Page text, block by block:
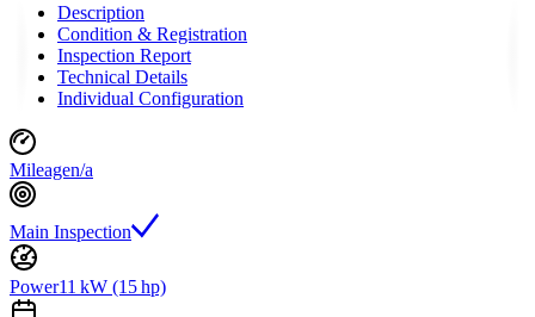
Description
Condition & Registration
Inspection Report
Technical Details
Individual Configuration
Mileagen/a
Main Inspection
Power11 kW (15 hp)